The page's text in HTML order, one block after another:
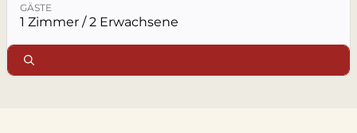
GÄSTE
1 Zimmer / 2 Erwachsene